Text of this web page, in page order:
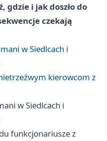
gdzie i jak doszło do
czekają
w Siedlcach i
kierowcom z
w Siedlcach i
funkcjonariusze z